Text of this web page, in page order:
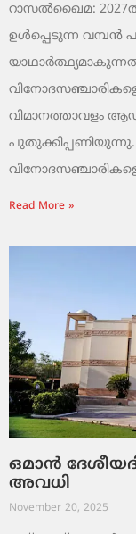
റാസൽഖൈമ:
ഉൾപ്പെടുന്ന വമ്പൻ
വിമാനത്താവളം
പുതുക്കിപ്പണിയുന്നു.
Read More »
ഒമാൻ
അവധി
November 20, 2025